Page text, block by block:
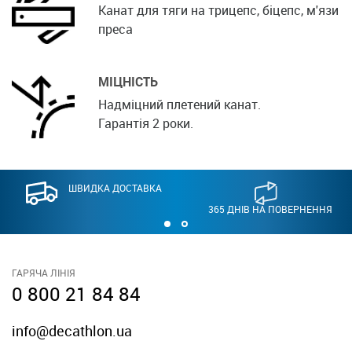
Канат для тяги на трицепс, біцепс, м'язи
преса
МІЦНІСТЬ
Надміцний плетений канат.
Гарантія 2 роки.
ШВИДКА ДОСТАВКА
365 ДНІВ НА ПОВЕРНЕННЯ
ГАРЯЧА ЛІНІЯ
0 800 21 84 84
info@decathlon.ua